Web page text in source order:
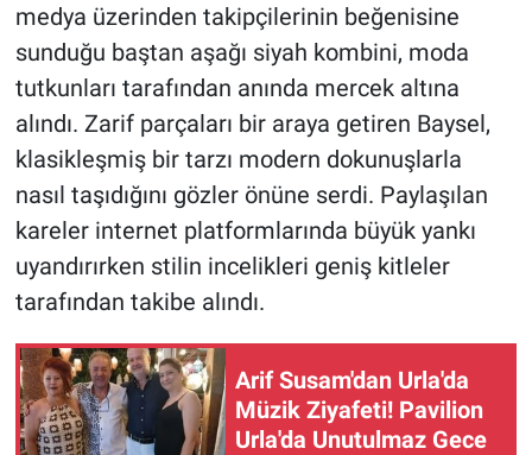
medya üzerinden takipçilerinin beğenisine
sunduğu baştan aşağı siyah kombini, moda
tutkunları tarafından anında mercek altına
alındı. Zarif parçaları bir araya getiren Baysel,
klasikleşmiş bir tarzı modern dokunuşlarla
nasıl taşıdığını gözler önüne serdi. Paylaşılan
kareler internet platformlarında büyük yankı
uyandırırken stilin incelikleri geniş kitleler
tarafından takibe alındı.
Arif Susam'dan Urla'da
Müzik Ziyafeti! Pavilion
Urla'da Unutulmaz Gece